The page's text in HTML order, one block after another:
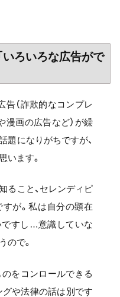
いろいろな広告がで
告（詐欺的なコンプレ
漫画の広告など）が繰
題になりがちですが、
います。
ること、セレンディピ
が。私は自分の顕在
ですし…意識していな
ので。
のをコンロールできる
グや法律の話は別です